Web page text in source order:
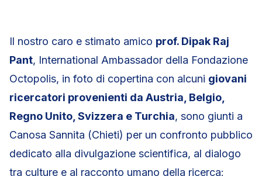
Il nostro caro e stimato amico prof. Dipak Raj
Pant, International Ambassador della Fondazione
Octopolis, in foto di copertina con alcuni giovani
ricercatori provenienti da Austria, Belgio,
Regno Unito, Svizzera e Turchia, sono giunti a
Canosa Sannita (Chieti) per un confronto pubblico
dedicato alla divulgazione scientifica, al dialogo
tra culture e al racconto umano della ricerca: